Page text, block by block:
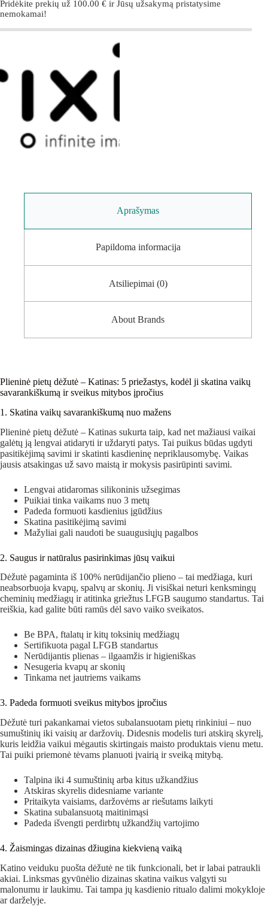
Pridėkite prekių už 100.00 € ir Jūsų užsakymą pristatysime
nemokamai!
Aprašymas
Papildoma informacija
Atsiliepimai (0)
About Brands
Plieninė pietų dėžutė – Katinas: 5 priežastys, kodėl ji skatina vaikų
savarankiškumą ir sveikus mitybos įpročius
1. Skatina vaikų savarankiškumą nuo mažens
Plieninė pietų dėžutė – Katinas sukurta taip, kad net mažiausi vaikai
galėtų ją lengvai atidaryti ir uždaryti patys. Tai puikus būdas ugdyti
pasitikėjimą savimi ir skatinti kasdieninę nepriklausomybę. Vaikas
jausis atsakingas už savo maistą ir mokysis pasirūpinti savimi.
Lengvai atidaromas silikoninis užsegimas
Puikiai tinka vaikams nuo 3 metų
Padeda formuoti kasdienius įgūdžius
Skatina pasitikėjimą savimi
Mažyliai gali naudoti be suaugusiųjų pagalbos
2. Saugus ir natūralus pasirinkimas jūsų vaikui
Dėžutė pagaminta iš 100% nerūdijančio plieno – tai medžiaga, kuri
neabsorbuoja kvapų, spalvų ar skonių. Ji visiškai neturi kenksmingų
cheminių medžiagų ir atitinka griežtus LFGB saugumo standartus. Tai
reiškia, kad galite būti ramūs dėl savo vaiko sveikatos.
Be BPA, ftalatų ir kitų toksinių medžiagų
Sertifikuota pagal LFGB standartus
Nerūdijantis plienas – ilgaamžis ir higieniškas
Nesugeria kvapų ar skonių
Tinkama net jautriems vaikams
3. Padeda formuoti sveikus mitybos įpročius
Dėžutė turi pakankamai vietos subalansuotam pietų rinkiniui – nuo
sumuštinių iki vaisių ar daržovių. Didesnis modelis turi atskirą skyrelį,
kuris leidžia vaikui mėgautis skirtingais maisto produktais vienu metu.
Tai puiki priemonė tėvams planuoti įvairią ir sveiką mitybą.
Talpina iki 4 sumuštinių arba kitus užkandžius
Atskiras skyrelis didesniame variante
Pritaikyta vaisiams, daržovėms ar riešutams laikyti
Skatina subalansuotą maitinimąsi
Padeda išvengti perdirbtų užkandžių vartojimo
4. Žaismingas dizainas džiugina kiekvieną vaiką
Katino veiduku puošta dėžutė ne tik funkcionali, bet ir labai patraukli
akiai. Linksmas gyvūnėlio dizainas skatina vaikus valgyti su
malonumu ir laukimu. Tai tampa jų kasdienio ritualo dalimi mokykloje
ar darželyje.